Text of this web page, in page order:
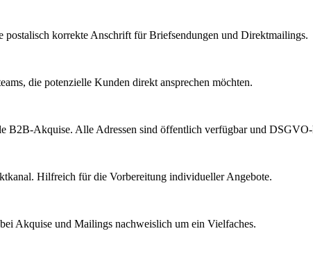
postalisch korrekte Anschrift für Briefsendungen und Direktmailings.
die potenzielle Kunden direkt ansprechen möchten.
B2B-Akquise. Alle Adressen sind öffentlich verfügbar und
Hilfreich für die Vorbereitung individueller Angebote.
Akquise und Mailings nachweislich um ein Vielfaches.